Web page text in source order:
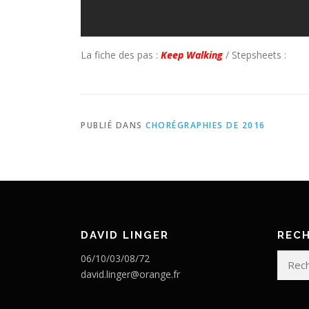
La fiche des pas : Keep Walking / Stepsheets :
PUBLIÉ DANS CHORÉGRAPHIES DE 2016
DAVID LINGER
06/10/03/08/72
david.linger@orange.fr